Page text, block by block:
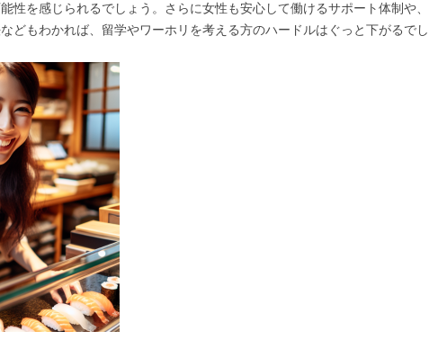
性を感じられるでしょう。さらに女性も安心して働けるサポート体制や
どもわかれば、留学やワーホリを考える方のハードルはぐっと下がるでし